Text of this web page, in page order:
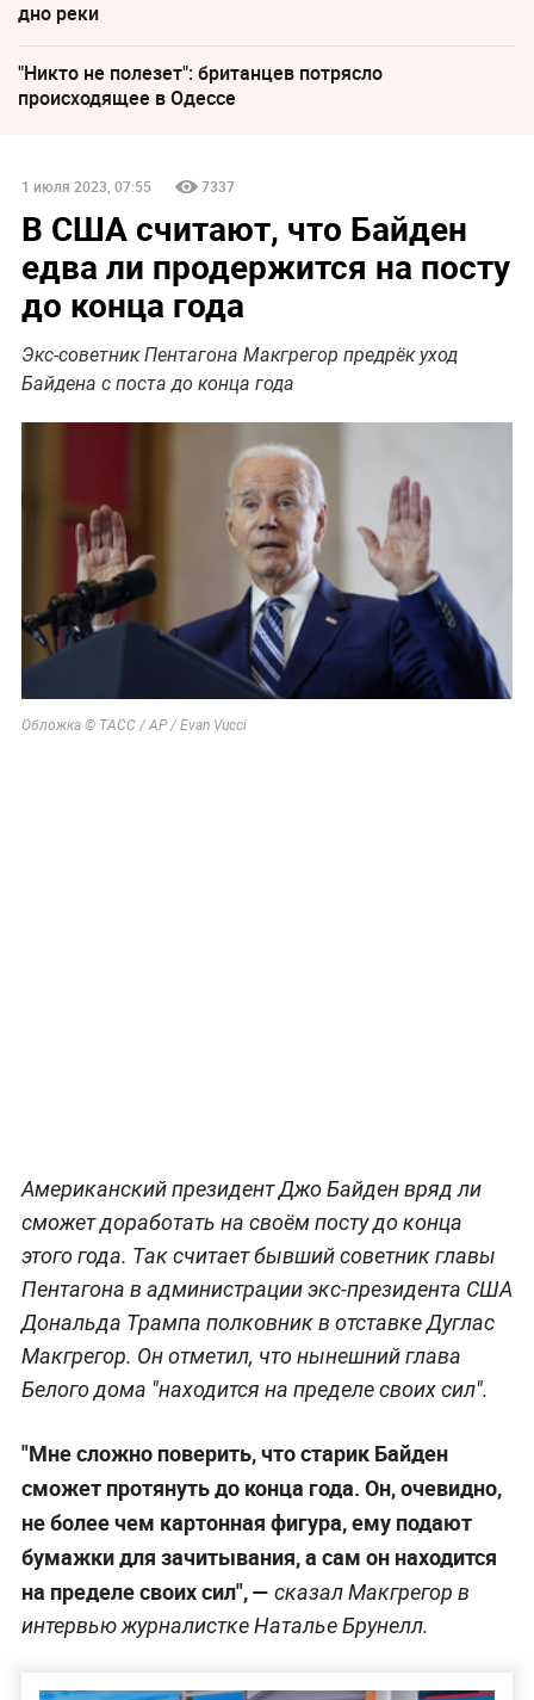
дно реки
"Никто не полезет": британцев потрясло
происходящее в Одессе
1 июля 2023, 07:55 7337
В США считают, что Байден
едва ли продержится на посту
до конца года
Экс-советник Пентагона Макгрегор предрёк уход
Байдена с поста до конца года
Обложка © ТАСС / AP / Evan Vucci
Американский президент Джо Байден вряд ли
сможет доработать на своём посту до конца
этого года. Так считает бывший советник главы
Пентагона в администрации экс-президента США
Дональда Трампа полковник в отставке Дуглас
Макгрегор. Он отметил, что нынешний глава
Белого дома "находится на пределе своих сил".
"Мне сложно поверить, что старик Байден
сможет протянуть до конца года. Он, очевидно,
не более чем картонная фигура, ему подают
бумажки для зачитывания, а сам он находится
на пределе своих сил", — сказал Макгрегор в
интервью журналистке Наталье Брунелл.